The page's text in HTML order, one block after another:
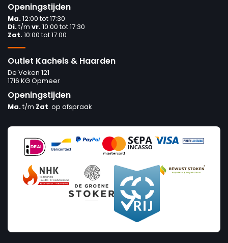
Openingstijden
Ma.12:00 tot 17:30
Di.t/m vr.10:00 tot 17:30
Zat.10:00 tot 17:00
Outlet Kachels & Haarden
De Veken 121
1716 KG Opmeer
Openingstijden
Ma.t/m Zat. op afspraak